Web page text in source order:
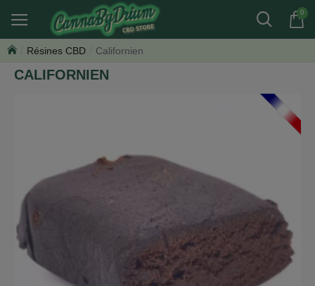
0
Résines CBD Californien
CALIFORNIEN
FRANCE